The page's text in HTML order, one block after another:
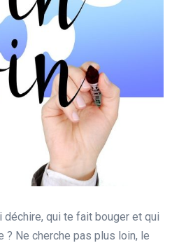
déchire, qui te fait bouger et qui
? Ne cherche pas plus loin, le